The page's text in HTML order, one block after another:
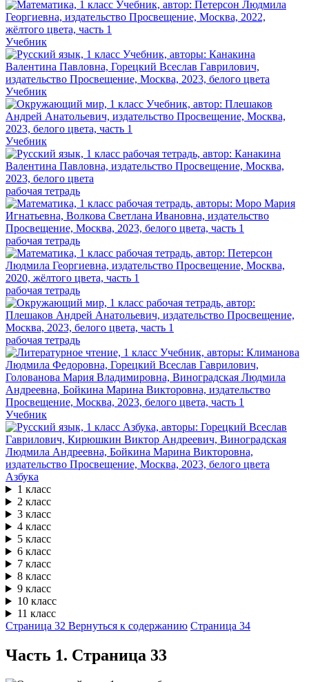
Учебник
Учебник
Учебник
рабочая тетрадь
рабочая тетрадь
рабочая тетрадь
рабочая тетрадь
Учебник
Азбука
1 класс
2 класс
3 класс
4 класс
5 класс
6 класс
7 класс
8 класс
9 класс
10 класс
11 класс
Страница 32 Вернуться к содержанию Страница 34
Часть 1. Cтраница 33